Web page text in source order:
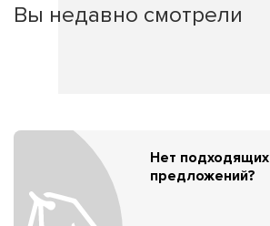
Вы недавно смотрели
Нет подходящих
предложений?